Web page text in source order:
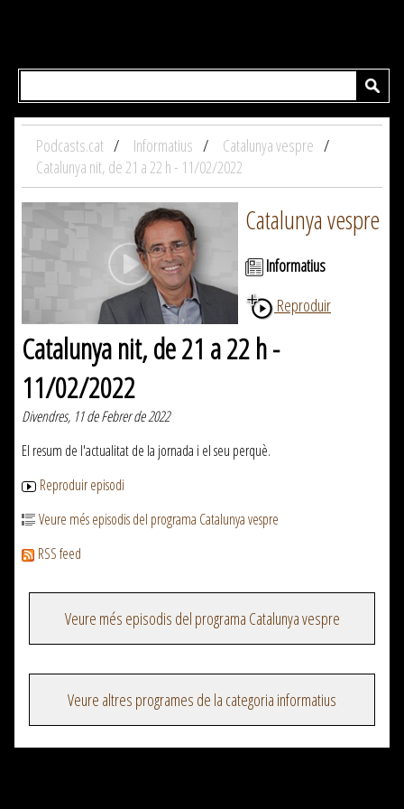
Podcasts.cat Informatius
Catalunya vespre
Catalunya nit, de 21 a 22 h - 11/02/2022
Catalunya vespre
Informatius
Reproduir
Catalunya nit, de 21 a 22 h -
11/02/2022
Divendres, 11 de Febrer de 2022
El resum de l'actualitat de la jornada i el seu perquè.
Reproduir episodi
Veure més episodis del programa Catalunya vespre
RSS feed
Veure més episodis del programa Catalunya vespre
Veure altres programes de la categoria informatius